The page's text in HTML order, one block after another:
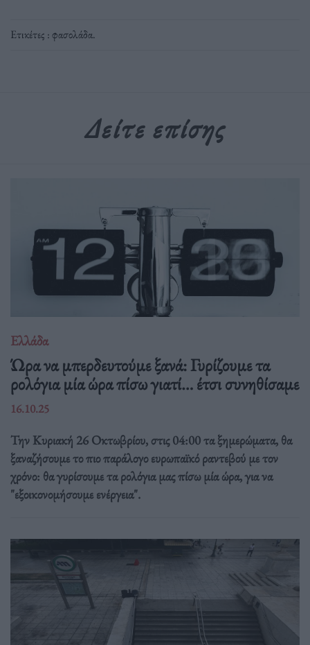
Ετικέτες :φασολάδα.
Δείτε επίσης
Ελλάδα
Ώρα να μπερδευτούμε ξανά: Γυρίζουμε τα
ρολόγια μία ώρα πίσω γιατί… έτσι συνηθίσαμε
16.10.25
Την Κυριακή 26 Οκτωβρίου, στις 04:00 τα ξημερώματα, θα
ξαναζήσουμε το πιο παράλογο ευρωπαϊκό ραντεβού με τον
χρόνο: θα γυρίσουμε τα ρολόγια μας πίσω μία ώρα, για να
"εξοικονομήσουμε ενέργεια".